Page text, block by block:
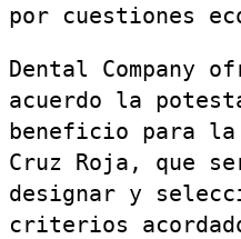
por cuestiones
Dental Company
acuerdo la
beneficio para la
Cruz Roja, que
designar y
criterios